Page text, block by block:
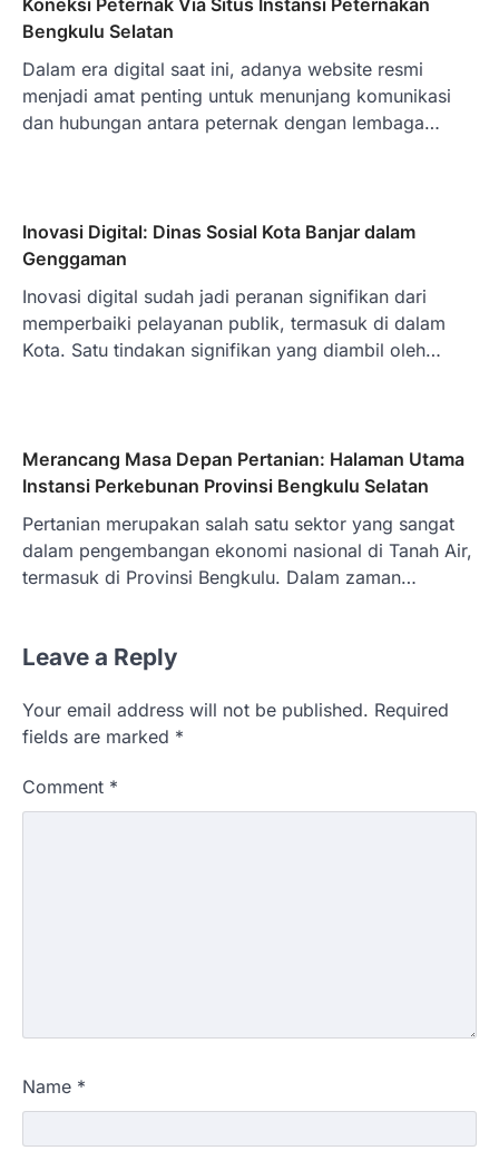
Bengkulu Selatan
Dalam era digital saat ini, adanya website resmi
menjadi amat penting untuk menunjang komunikasi
dan hubungan antara peternak dengan lembaga…
Inovasi Digital: Dinas Sosial Kota Banjar dalam
Genggaman
Inovasi digital sudah jadi peranan signifikan dari
memperbaiki pelayanan publik, termasuk di dalam
Kota. Satu tindakan signifikan yang diambil oleh…
Merancang Masa Depan Pertanian: Halaman Utama
Instansi Perkebunan Provinsi Bengkulu Selatan
Pertanian merupakan salah satu sektor yang sangat
dalam pengembangan ekonomi nasional di Tanah Air,
termasuk di Provinsi Bengkulu. Dalam zaman…
Leave a Reply
Your email address will not be published. Required
fields are marked *
Comment *
Name *